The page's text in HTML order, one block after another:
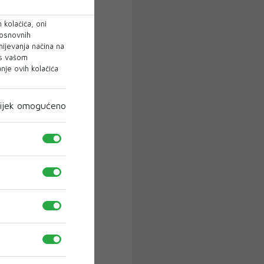
oni
načina na
vašom
ovih kolačića
omogućeno